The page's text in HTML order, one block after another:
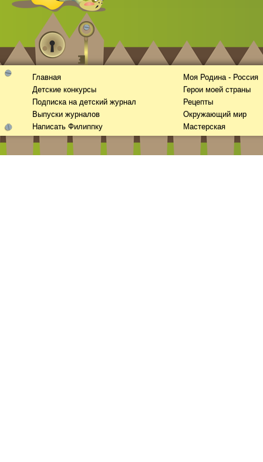
Главная
Детские конкурсы
Подписка на детский журнал
Выпуски журналов
Написать Филиппку
Моя Родина - Россия
Герои моей страны
Рецепты
Окружающий мир
Мастерская
Смотретьkinoонлайн